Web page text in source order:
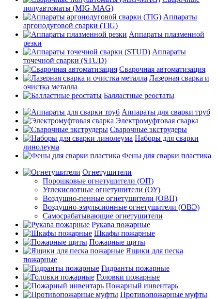
полуавтоматы (MIG-MAG)
Аппараты
аргонодуговой сварки (TIG)
Аппараты плазменной
резки
Аппараты
точечной сварки (STUD)
Сварочная автоматизация
Лазерная сварка и
очистка металла
Балластные реостаты
Аппараты для сварки труб
Электромуфтовая сварка
Сварочные экструдеры
Наборы для сварки
линолеума
Фены для сварки пластика
Огнетушители
Порошковые огнетушители (ОП)
Углекислотные огнетушители (ОУ)
Воздушно-пенные огнетушители (ОВП)
Воздушно-эмульсионные огнетушители (ОВЭ)
Самосрабатывающие огнетушители
Рукава пожарные
Шкафы пожарные
Пожарные щиты
Ящики для песка
пожарные
Гидранты пожарные
Головки пожарные
Пожарный инвентарь
Противопожарные муфты